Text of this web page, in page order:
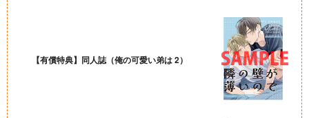
【有償特典】同人誌（俺の可愛い弟は 2）